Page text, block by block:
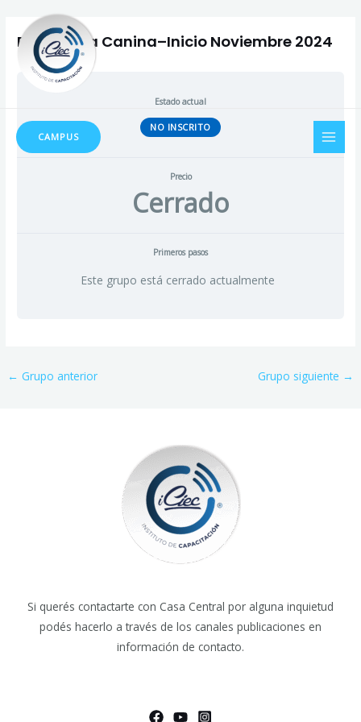
contenido
CAMPUS
Peluquería Canina–Inicio Noviembre 2024
Estado actual
NO INSCRITO
Precio
Cerrado
Primeros pasos
Este grupo está cerrado actualmente
entradas
← Grupo anterior Grupo siguiente →
Si querés contactarte con Casa Central por alguna inquietud
podés hacerlo a través de los canales publicaciones en
información de contacto.